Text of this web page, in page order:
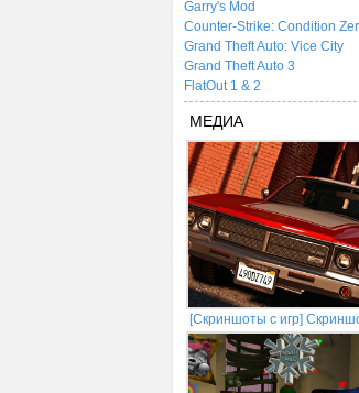
Garry's Mod
Counter-Strike: Condition
Grand Theft Auto: Vice City
Grand Theft Auto 3
FlatOut 1 & 2
МЕДИА
[Скриншоты с игр]